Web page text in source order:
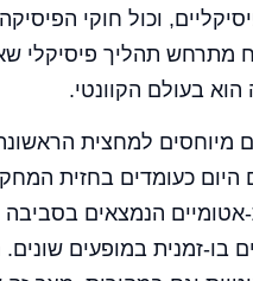
וכול חוקי
מתרחש תהליך פיסיקלי
הוא בעולם הקוונטי.
כעומדים בחזית
אטומיים הנמצאים
בו-זמנית במופעים